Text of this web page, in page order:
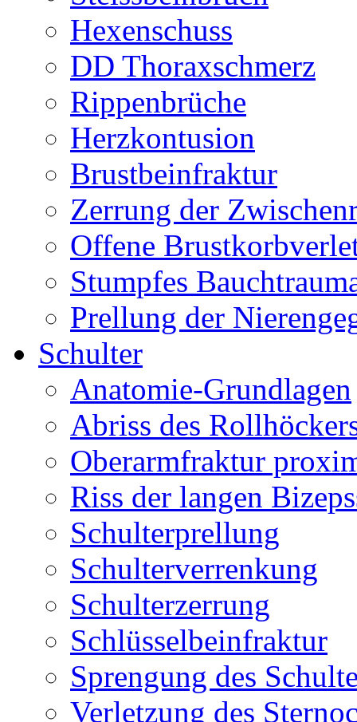
Hexenschuss
DD Thoraxschmerz
Rippenbrüche
Herzkontusion
Brustbeinfraktur
Zerrung der
Offene
Stumpfes
Prellung der
Schulter
Anatomie-Grundlagen
Abriss des
Oberarmfraktur
Riss der langen
Schulterprellung
Schulterverrenkung
Schulterzerrung
Schlüsselbeinfraktur
Sprengung des
Verletzung des